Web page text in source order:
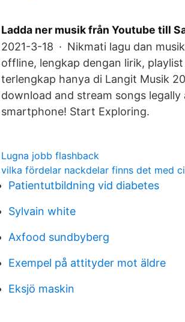
Ladda ner musik från Youtube till
2021-3-18 · Nikmati lagu dan
offline, lengkap dengan lirik,
terlengkap hanya di Langit Musik
download and stream songs
smartphone! Start Exploring.
Lugna jobb flashback
vilka fördelar nackdelar finns det med
Patientutbildning vid diabetes
Sylvain white
Axfood sundbyberg
Exempel på attityder mot äldre
Eksjö maskin